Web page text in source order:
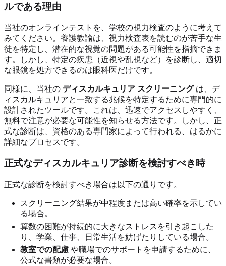
ルである理由
当社のオンラインテストを、学校の視力検査のように考えて
みてください。養護教諭は、視力検査表を読むのが苦手な生
徒を特定し、潜在的な視覚の問題がある可能性を指摘できま
す。しかし、特定の疾患（近視や乱視など）を診断し、適切
な眼鏡を処方できるのは眼科医だけです。
同様に、当社の ディスカルキュリア スクリーニングは、デ
ィスカルキュリアと一致する兆候を特定するために専門的に
設計されたツールです。これは、迅速でアクセスしやすく、
無料で注意が必要な可能性を知らせる方法です。しかし、正
式な診断は、資格のある専門家によって行われる、はるかに
詳細なプロセスです。
正式なディスカルキュリア診断を検討すべき時
正式な診断を検討すべき場合は以下の通りです。
スクリーニング結果が中程度または高い確率を示してい
る場合。
算数の困難が持続的に大きなストレスを引き起こした
り、学業、仕事、日常生活を妨げたりしている場合。
教室での配慮 や職場でのサポートを申請するために、
公式な書類が必要な場合。